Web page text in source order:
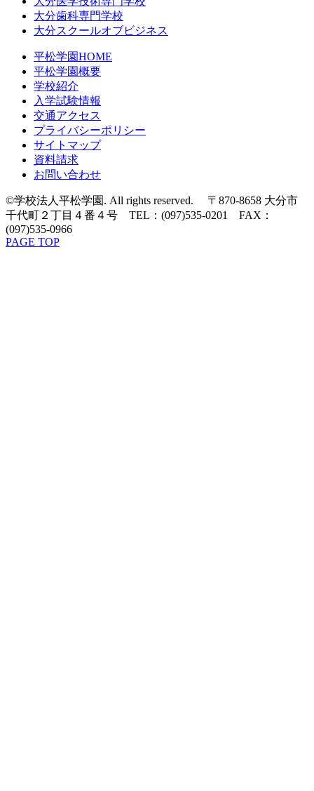
大分歯科専門学校
大分スクールオブビジネス
平松学園HOME
平松学園概要
学校紹介
入学試験情報
交通アクセス
プライバシーポリシー
サイトマップ
資料請求
お問い合わせ
©学校法人平松学園. All rights reserved. 〒870-8658 大分市
千代町２丁目４番４号 TEL：(097)535-0201 FAX：
(097)535-0966
PAGE TOP